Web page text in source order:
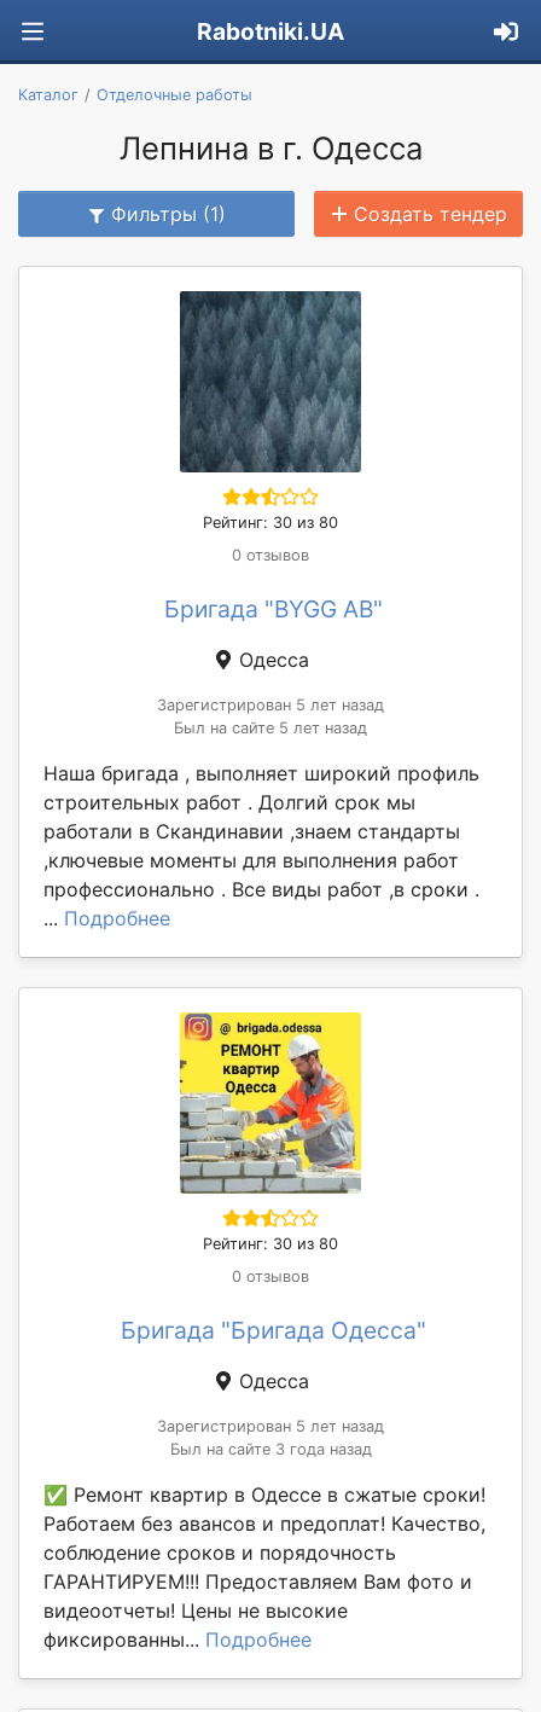
Rabotniki.UA
Каталог Отделочные работы
Лепнина в г. Одесса
Фильтры (1) Создать тендер
Рейтинг: 30 из 80
0 отзывов
Бригада "BYGG AB"
Одесса
Зарегистрирован 5 лет назад
Был на сайте 5 лет назад
Наша бригада , выполняет широкий профиль
строительных работ . Долгий срок мы
работали в Скандинавии ,знаем стандарты
,ключевые моменты для выполнения работ
профессионально . Все виды работ ,в сроки .
... Подробнее
Рейтинг: 30 из 80
0 отзывов
Бригада "Бригада Одесса"
Одесса
Зарегистрирован 5 лет назад
Был на сайте 3 года назад
✅ Ремонт квартир в Одессе в сжатые сроки!
Работаем без авансов и предоплат! Качество,
соблюдение сроков и порядочность
ГАРАНТИРУЕМ!!! Предоставляем Вам фото и
видеоотчеты! Цены не высокие
фиксированны... Подробнее